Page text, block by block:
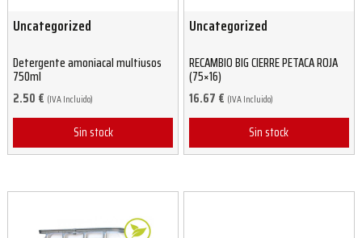
Uncategorized
Detergente amoniacal multiusos
750ml
2.50 € (IVA Incluido)
Sin stock
Uncategorized
RECAMBIO BIG CIERRE PETACA ROJA
(75×16)
16.67 € (IVA Incluido)
Sin stock